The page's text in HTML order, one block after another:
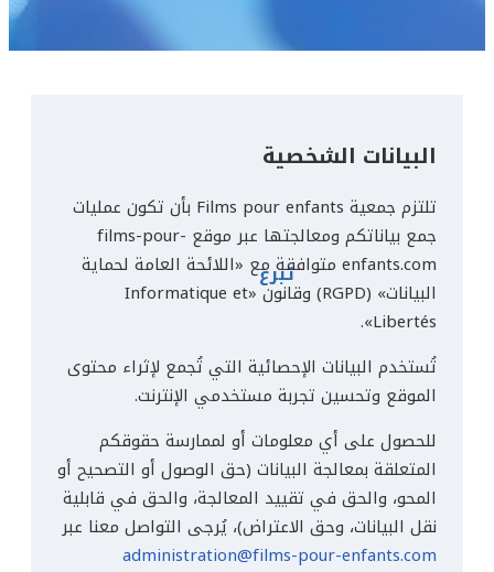
تبرع
البيانات الشخصية
تلتزم جمعية Films pour enfants بأن تكون عمليات
جمع بياناتكم ومعالجتها عبر موقع films-pour-
enfants.com متوافقة مع «اللائحة العامة لحماية
البيانات» (RGPD) وقانون «Informatique et
Libertés».
تُستخدم البيانات الإحصائية التي تُجمع لإثراء محتوى
الموقع وتحسين تجربة مستخدمي الإنترنت.
للحصول على أي معلومات أو لممارسة حقوقكم
المتعلقة بمعالجة البيانات (حق الوصول أو التصحيح أو
المحو، والحق في تقييد المعالجة، والحق في قابلية
نقل البيانات، وحق الاعتراض)، يُرجى التواصل معنا عبر
administration@films-pour-enfants.com